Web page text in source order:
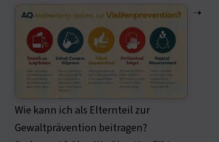
➝
Wie kann ich als Elternteil zur
Gewaltprävention beitragen?